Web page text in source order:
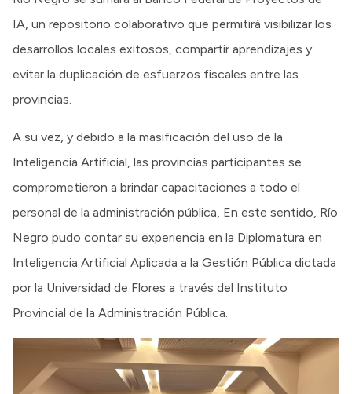
IA, un repositorio colaborativo que permitirá visibilizar los
desarrollos locales exitosos, compartir aprendizajes y
evitar la duplicación de esfuerzos fiscales entre las
provincias.
A su vez, y debido a la masificación del uso de la
Inteligencia Artificial, las provincias participantes se
comprometieron a brindar capacitaciones a todo el
personal de la administración pública, En este sentido, Río
Negro pudo contar su experiencia en la Diplomatura en
Inteligencia Artificial Aplicada a la Gestión Pública dictada
por la Universidad de Flores a través del Instituto
Provincial de la Administración Pública.